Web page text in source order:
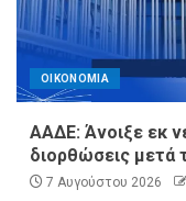
ΟΙΚΟΝΟΜΙΑ
ΑΑΔΕ: Άνοιξε εκ
διορθώσεις μετά
7 Αυγούστου 2026